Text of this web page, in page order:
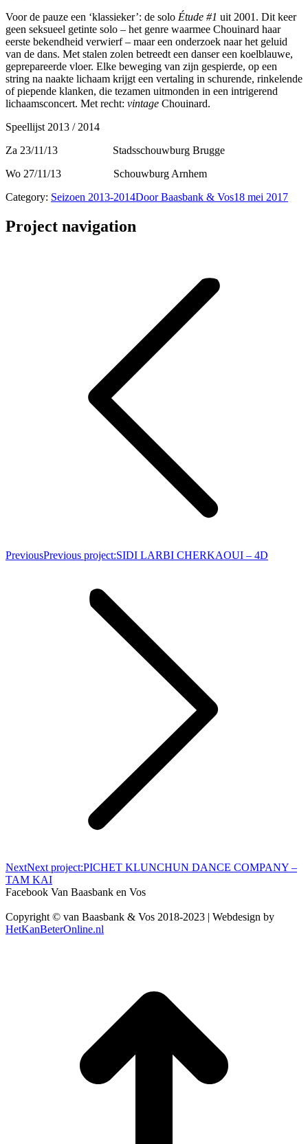
Voor de pauze een ‘klassieker’: de solo Étude #1 uit 2001. Dit keer
geen seksueel getinte solo – het genre waarmee Chouinard haar
eerste bekendheid verwierf – maar een onderzoek naar het geluid
van de dans. Met stalen zolen betreedt een danser een koelblauwe,
geprepareerde vloer. Elke beweging van zijn gespierde, op een
string na naakte lichaam krijgt een vertaling in schurende, rinkelende
of piepende klanken, die tezamen uitmonden in een intrigerend
lichaamsconcert. Met recht: vintage Chouinard.
Speellijst 2013 / 2014
Za 23/11/13 Stadsschouwburg Brugge
Wo 27/11/13 Schouwburg Arnhem
Category: Seizoen 2013-2014DoorBaasbank & Vos18 mei 2017
Project navigation
PreviousPrevious project:SIDI LARBI CHERKAOUI – 4D
NextNext project:PICHET KLUNCHUN DANCE COMPANY –
TAM KAI
Facebook Van Baasbank en Vos
Copyright © van Baasbank & Vos 2018-2023 | Webdesign by
HetKanBeterOnline.nl